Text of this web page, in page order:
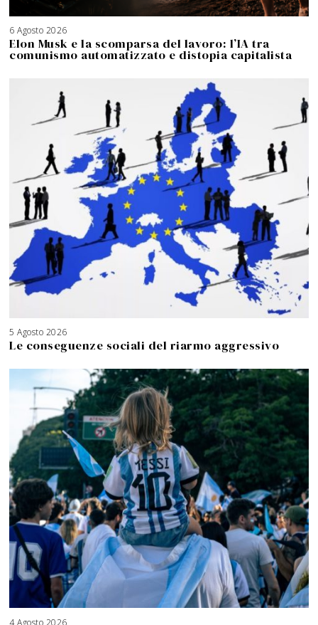
6 Agosto 2026
Elon Musk e la scomparsa del lavoro: l’IA tra
comunismo automatizzato e distopia capitalista
5 Agosto 2026
Le conseguenze sociali del riarmo aggressivo
4 Agosto 2026